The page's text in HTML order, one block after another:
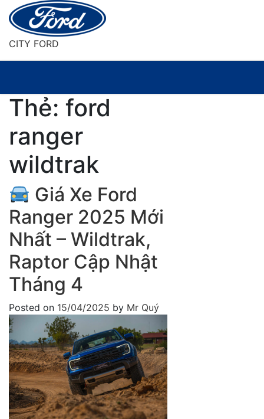
Skip
content
CITY FORD
Thẻ: ford
ranger
wildtrak
Giá Xe Ford
Ranger 2025 Mới
Nhất – Wildtrak,
Raptor Cập Nhật
Tháng 4
Posted on 15/04/2025 by Mr Quý